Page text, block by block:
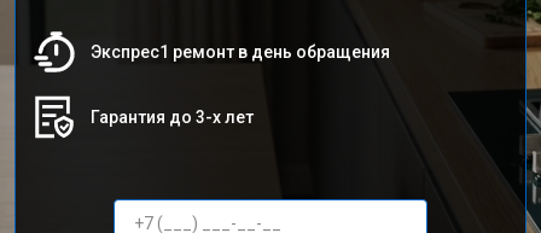
Экспрес1 ремонт в день обращения
Гарантия до 3-х лет